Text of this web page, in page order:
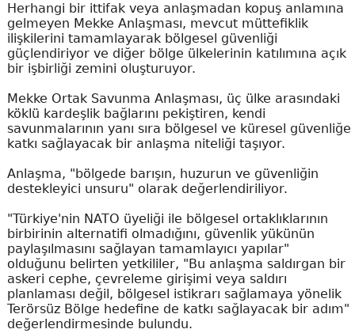
Herhangi bir ittifak veya anlaşmadan kopuş anlamına
gelmeyen Mekke Anlaşması, mevcut müttefiklik
ilişkilerini tamamlayarak bölgesel güvenliği
güçlendiriyor ve diğer bölge ülkelerinin katılımına açık
bir işbirliği zemini oluşturuyor.
Mekke Ortak Savunma Anlaşması, üç ülke arasındaki
köklü kardeşlik bağlarını pekiştiren, kendi
savunmalarının yanı sıra bölgesel ve küresel güvenliğe
katkı sağlayacak bir anlaşma niteliği taşıyor.
Anlaşma, "bölgede barışın, huzurun ve güvenliğin
destekleyici unsuru" olarak değerlendiriliyor.
"Türkiye'nin NATO üyeliği ile bölgesel ortaklıklarının
birbirinin alternatifi olmadığını, güvenlik yükünün
paylaşılmasını sağlayan tamamlayıcı yapılar"
olduğunu belirten yetkililer, "Bu anlaşma saldırgan bir
askeri cephe, çevreleme girişimi veya saldırı
planlaması değil, bölgesel istikrarı sağlamaya yönelik
Terörsüz Bölge hedefine de katkı sağlayacak bir adım"
değerlendirmesinde bulundu.